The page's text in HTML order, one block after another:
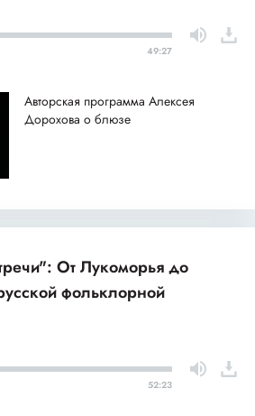
49:27
Авторская программа Алексея
Дорохова о блюзе
От Лукоморья до
фольклорной
52:23